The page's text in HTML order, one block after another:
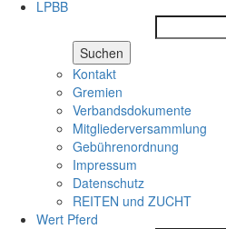
LPBB
Suchen
Kontakt
Gremien
Verbandsdokumente
Mitgliederversammlung
Gebührenordnung
Impressum
Datenschutz
REITEN und ZUCHT
Wert Pferd